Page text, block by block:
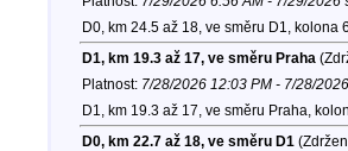
D0, km 24.5 až 18, ve směru D1, kolona
D1, km 19.3 až 17, ve směru Praha
Platnost: 7/28/2026 12:03 PM - 7/28/
D1, km 19.3 až 17, ve směru Praha,
D0, km 22.7 až 18, ve směru D1